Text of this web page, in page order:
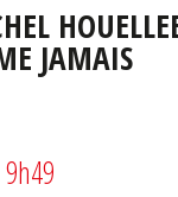
JAMAIS